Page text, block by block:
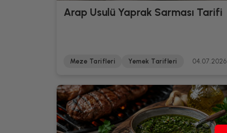
Arap Usulü Yaprak Sarması Tarifi
Meze Tarifleri Yemek Tarifleri 04.07.2026